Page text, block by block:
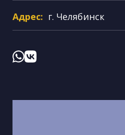
Адрес: г. Челябинск